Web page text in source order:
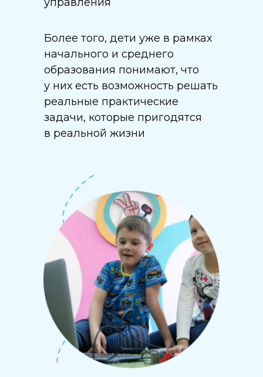
Более того, дети уже в рамках
начального и среднего
образования понимают, что
у них есть возможность решать
реальные практические
задачи, которые пригодятся
в реальной жизни